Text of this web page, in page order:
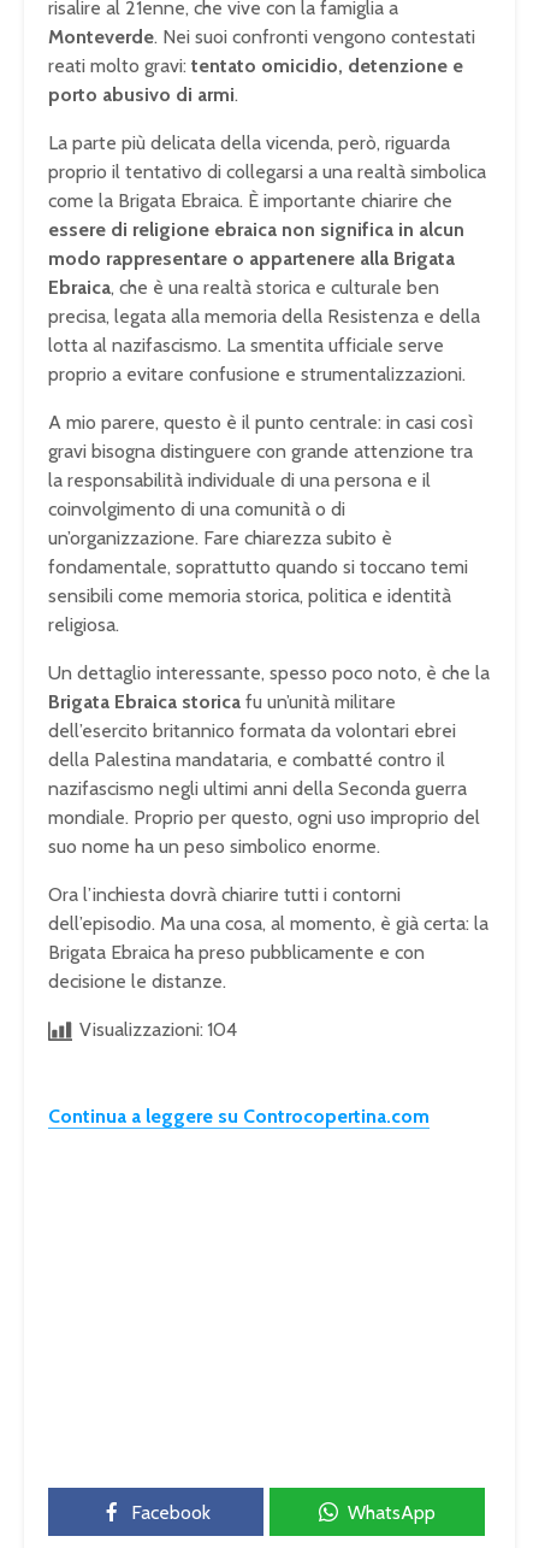
risalire al 21enne, che vive con la famiglia a
Monteverde. Nei suoi confronti vengono contestati
reati molto gravi: tentato omicidio, detenzione e
porto abusivo di armi.
La parte più delicata della vicenda, però, riguarda
proprio il tentativo di collegarsi a una realtà simbolica
come la Brigata Ebraica. È importante chiarire che
essere di religione ebraica non significa in alcun
modo rappresentare o appartenere alla Brigata
Ebraica, che è una realtà storica e culturale ben
precisa, legata alla memoria della Resistenza e della
lotta al nazifascismo. La smentita ufficiale serve
proprio a evitare confusione e strumentalizzazioni.
A mio parere, questo è il punto centrale: in casi così
gravi bisogna distinguere con grande attenzione tra
la responsabilità individuale di una persona e il
coinvolgimento di una comunità o di
un’organizzazione. Fare chiarezza subito è
fondamentale, soprattutto quando si toccano temi
sensibili come memoria storica, politica e identità
religiosa.
Un dettaglio interessante, spesso poco noto, è che la
Brigata Ebraica storica fu un’unità militare
dell’esercito britannico formata da volontari ebrei
della Palestina mandataria, e combatté contro il
nazifascismo negli ultimi anni della Seconda guerra
mondiale. Proprio per questo, ogni uso improprio del
suo nome ha un peso simbolico enorme.
Ora l’inchiesta dovrà chiarire tutti i contorni
dell’episodio. Ma una cosa, al momento, è già certa: la
Brigata Ebraica ha preso pubblicamente e con
decisione le distanze.
Visualizzazioni: 104
Continua a leggere su Controcopertina.com
Facebook WhatsApp